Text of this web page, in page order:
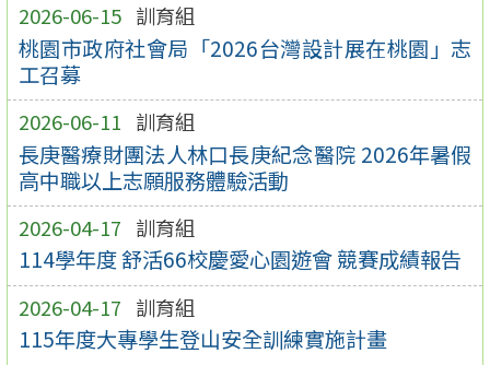
2026-06-15 訓育組
桃園市政府社會局「2026台灣設計展在桃園」志
工召募
2026-06-11 訓育組
長庚醫療財團法人林口長庚紀念醫院 2026年暑假
高中職以上志願服務體驗活動
2026-04-17 訓育組
114學年度 舒活66校慶愛心園遊會 競賽成績報告
2026-04-17 訓育組
115年度大專學生登山安全訓練實施計畫